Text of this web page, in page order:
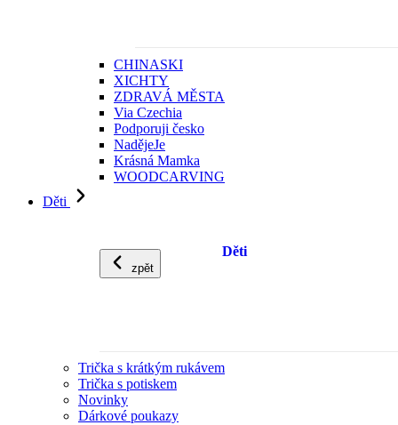
CHINASKI
XICHTY
ZDRAVÁ MĚSTA
Via Czechia
Podporuji česko
NadějeJe
Krásná Mamka
WOODCARVING
Děti
zpět
Děti
Trička s krátkým rukávem
Trička s potiskem
Novinky
Dárkové poukazy